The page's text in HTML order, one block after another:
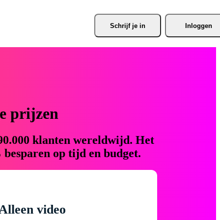
Schrijf je in Inloggen
prijzen
klanten wereldwijd. Het
op tijd en budget.
video